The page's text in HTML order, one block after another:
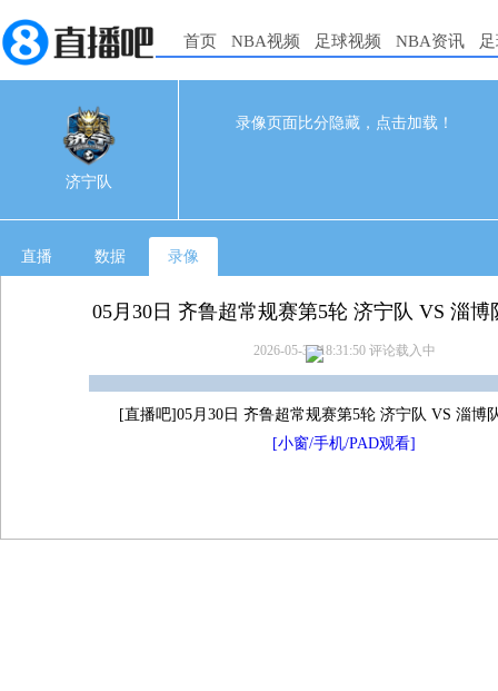
首页 NBA视频 足球视频 NBA资讯
济宁队
录像页面比分隐藏，点击加载！
直播 数据 录像
05月30日 齐鲁超常规赛第5轮 济宁队 VS 淄
2026-05-30 18:31:50 评论载入中
[直播吧]05月30日 齐鲁超常规赛第5轮 济宁队 VS 淄博
[小窗/手机/PAD观看]